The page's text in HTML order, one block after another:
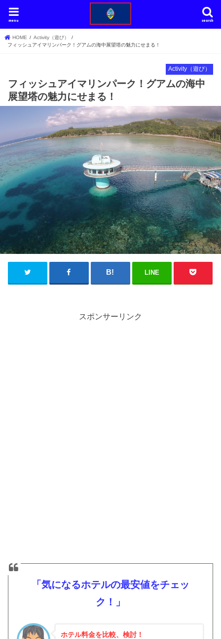
search
menu
HOME
Activity（遊び）
フィッシュアイマリンパーク！グアムの海中展望塔の魅力にせまる！
Activity（遊び）
フィッシュアイマリンパーク！グアムの海中
展望塔の魅力にせまる！
LINE
スポンサーリンク
「気になるホテルの最安値をチェッ
ク！」
ホテル料金を比較、検討！